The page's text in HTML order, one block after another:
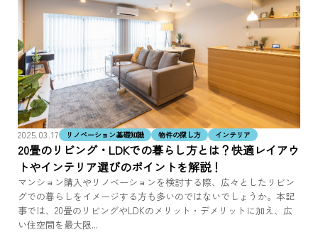
2025.03.17 リノベーション基礎知識 物件の探し方 インテリア
20畳のリビング・LDKでの暮らし方とは？快適レイアウ
トやインテリア選びのポイントを解説！
マンション購入やリノベーションを検討する際、広々としたリビン
グでの暮らしをイメージする方も多いのではないでしょうか。本記
事では、20畳のリビングやLDKのメリット・デメリットに加え、広
い住空間を最大限...